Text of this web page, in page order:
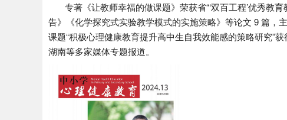
专著《让教师幸福的做课题》荣获省“‘双百工程’优秀教
告》《化学探究式实验教学模式的实施策略》等论文 9 篇，
课题“积极心理健康教育提升高中生自我效能感的策略研究”
湖南等多家媒体专题报道。